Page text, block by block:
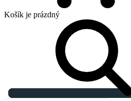
Košík je prázdný